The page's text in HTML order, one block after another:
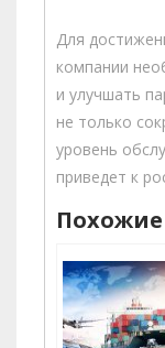
Для
компании
и улучшать
не только
уровень
приведет к